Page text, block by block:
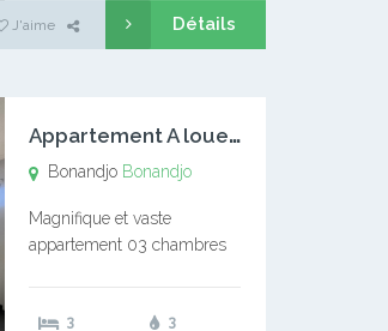
J'aime Détails
A
ppartement A louer Bonandjo
Bonandjo Bonandjo
Magnifique et vaste
appartement 03 chambres
douches 01 vaste salon 01
3
3